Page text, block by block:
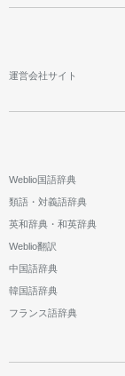
運営会社サイト
Weblio国語辞典
類語・対義語辞典
英和辞典・和英辞典
Weblio翻訳
中国語辞典
韓国語辞典
フランス語辞典